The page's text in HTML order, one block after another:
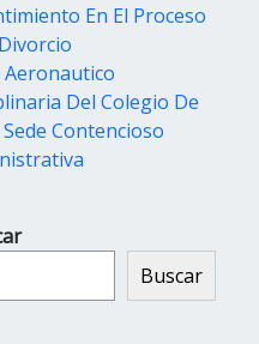
En El Proceso
Aeronautico
Del Colegio De
Contencioso
Buscar